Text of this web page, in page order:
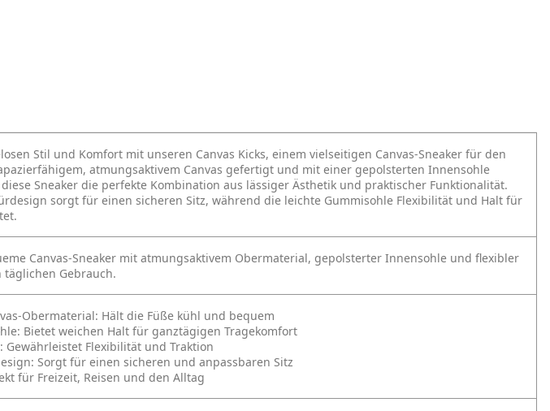
Stil und Komfort mit unseren Canvas Kicks, einem vielseitigen Canvas-Sneaker für den
atmungsaktivem Canvas gefertigt und mit einer gepolsterten Innensohle
Sneaker die perfekte Kombination aus lässiger Ästhetik und praktischer Funktionalität.
sorgt für einen sicheren Sitz, während die leichte Gummisohle Flexibilität und Halt für
Canvas-Sneaker mit atmungsaktivem Obermaterial, gepolsterter Innensohle und flexibler
Gebrauch.
Obermaterial: Hält die Füße kühl und bequem
Bietet weichen Halt für ganztägigen Tragekomfort
Gewährleistet Flexibilität und Traktion
Sorgt für einen sicheren und anpassbaren Sitz
für Freizeit, Reisen und den Alltag